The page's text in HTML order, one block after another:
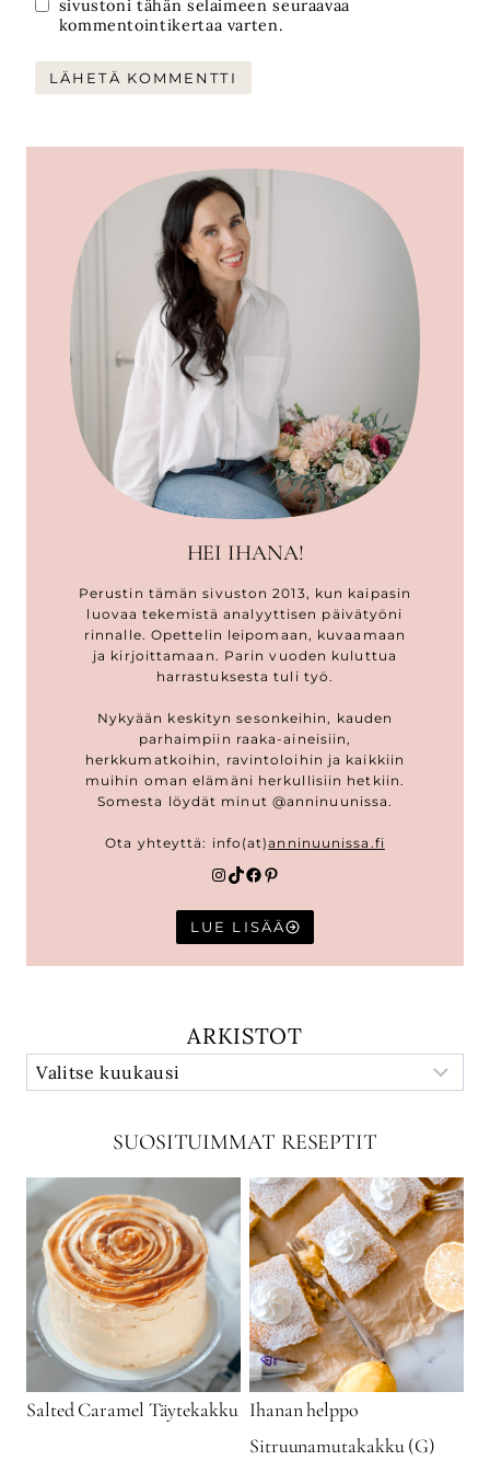
sivustoni tähän selaimeen seuraavaa
kommentointikertaa varten.
HEI IHANA!
Perustin tämän sivuston 2013, kun kaipasin
luovaa tekemistä analyyttisen päivätyöni
rinnalle. Opettelin leipomaan, kuvaamaan
ja kirjoittamaan. Parin vuoden kuluttua
harrastuksesta tuli työ.
Nykyään keskityn sesonkeihin, kauden
parhaimpiin raaka-aineisiin,
herkkumatkoihin, ravintoloihin ja kaikkiin
muihin oman elämäni herkullisiin hetkiin.
Somesta löydät minut @anninuunissa.
Ota yhteyttä: info(at)anninuunissa.fi
Instagram
TikTok
Facebook
Pinterest
LUE LISÄÄ
ARKISTOT
SUOSITUIMMAT RESEPTIT
Salted Caramel Täytekakku Ihanan helppo
Sitruunamutakakku (G)